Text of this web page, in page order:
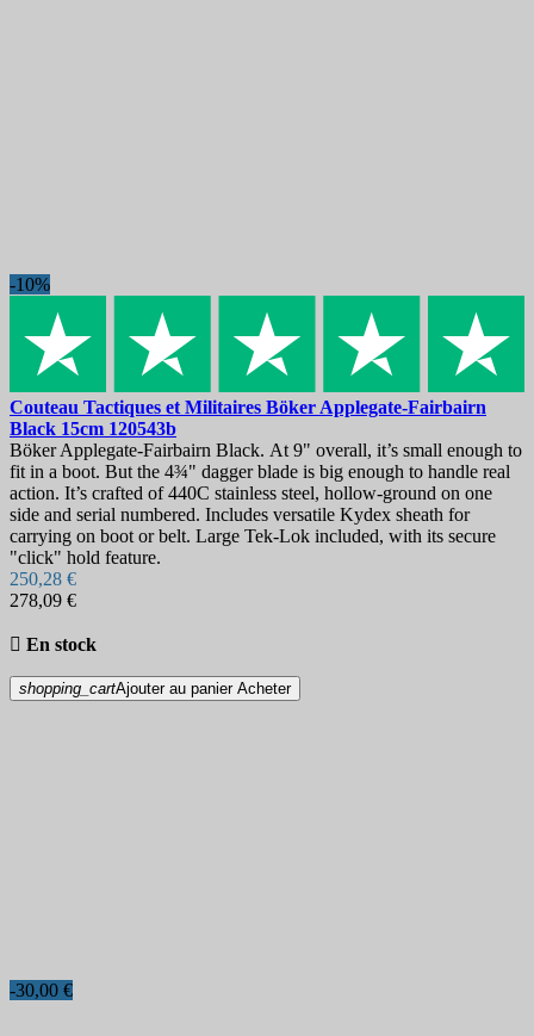
-10%
Couteau Tactiques et Militaires Böker Applegate-Fairbairn
Black 15cm 120543b
Böker Applegate-Fairbairn Black. At 9" overall, it’s small enough to
fit in a boot. But the 4¾" dagger blade is big enough to handle real
action. It’s crafted of 440C stainless steel, hollow-ground on one
side and serial numbered. Includes versatile Kydex sheath for
carrying on boot or belt. Large Tek-Lok included, with its secure
"click" hold feature.
250,28 €
278,09 €
 En stock
shopping_cartAjouter au panier Acheter
-30,00 €